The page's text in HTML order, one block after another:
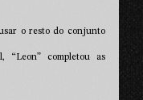
o resto do conjunto
“Leon” completou as